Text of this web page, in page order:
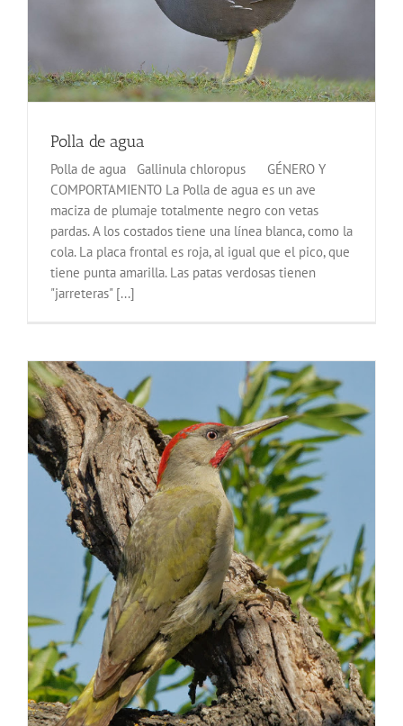
Polla de agua
Polla de agua Gallinula chloropus GÉNERO Y
COMPORTAMIENTO La Polla de agua es un ave
maciza de plumaje totalmente negro con vetas
pardas. A los costados tiene una línea blanca, como la
cola. La placa frontal es roja, al igual que el pico, que
tiene punta amarilla. Las patas verdosas tienen
"jarreteras" [...]